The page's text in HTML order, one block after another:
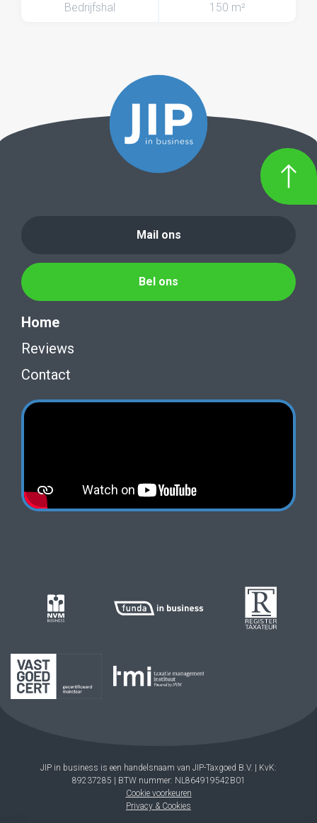
Bedrijfshal
150 m²
Mail ons
Bel ons
Home
Reviews
Contact
JIP in business is een handelsnaam van JIP-Taxgoed B.V. | KvK:
89237285 | BTW nummer: NL864919542B01
Cookie voorkeuren
Privacy & Cookies